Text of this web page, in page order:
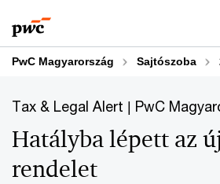
to
content
to
footer
PwC Magyarország Sajtószoba
Tax & Legal Alert | PwC
Hatályba lépett az
rendelet